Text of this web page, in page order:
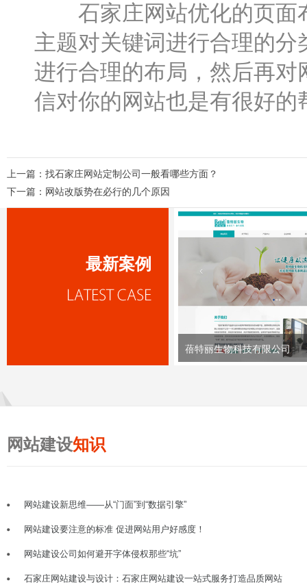
石家庄网站优化的页
主题对关键词进行合理的
进行合理的布局，然后再
信对你的网站也是有很好
上一篇： 找石家庄网站定制公司一般看哪些方面？
下一篇： 网站改版势在必行的几个原因
最新案例
蓓特丽生物科技有限公司
网站建设知识
网站建设新思维——从“门面”到“数据引擎”
网站建设要注意的标准 促进网站用户好感度！
网站建设公司如何避开字体侵权那些“坑”
石家庄网站建设与设计：石家庄网站建设一站式服务打造品质网站